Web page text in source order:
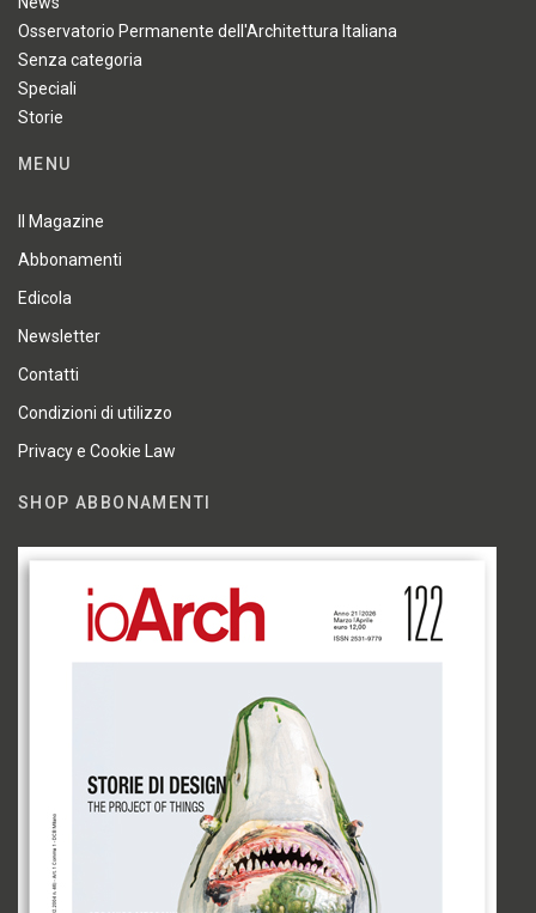
Osservatorio Permanente dell'Architettura Italiana
Senza categoria
Speciali
Storie
MENU
Il Magazine
Abbonamenti
Edicola
Newsletter
Contatti
Condizioni di utilizzo
Privacy e Cookie Law
SHOP ABBONAMENTI